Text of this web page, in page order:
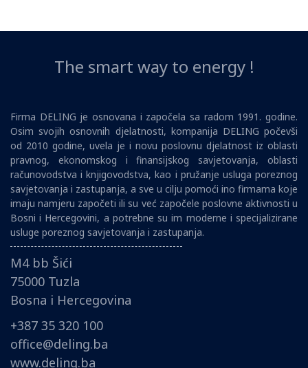
The smart way to energy !
Firma DELING je osnovana i započela sa radom 1991. godine.
Osim svojih osnovnih djelatnosti, kompanija DELING počevši
od 2010 godine, uvela je i novu poslovnu djelatnost iz oblasti
pravnog, ekonomskog i finansijskog savjetovanja, oblasti
računovodstva i knjigovodstva, kao i pružanje usluga poreznog
savjetovanja i zastupanja, a sve u cilju pomoći ino firmama koje
imaju namjeru započeti ili su već započele poslovne aktivnosti u
Bosni i Hercegovini, a potrebne su im moderne i specijalizirane
usluge poreznog savjetovanja i zastupanja.
M4 bb Šići
75000 Tuzla
Bosna i Hercegovina
+387 35 320 100
office@deling.ba
www.deling.ba